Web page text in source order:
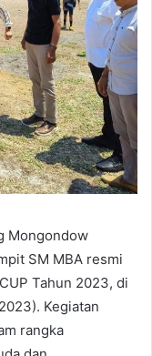
Mongondow
SM MBA resmi
Tahun 2023, di
Kegiatan
rangka